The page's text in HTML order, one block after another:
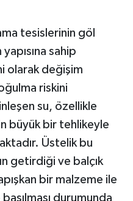
tesislerinin göl
sahip
olarak değişim
riskini
su, özellikle
büyük bir tehlikeyle
Üstelik bu
getirdiği ve balçık
bir malzeme ile
durumunda